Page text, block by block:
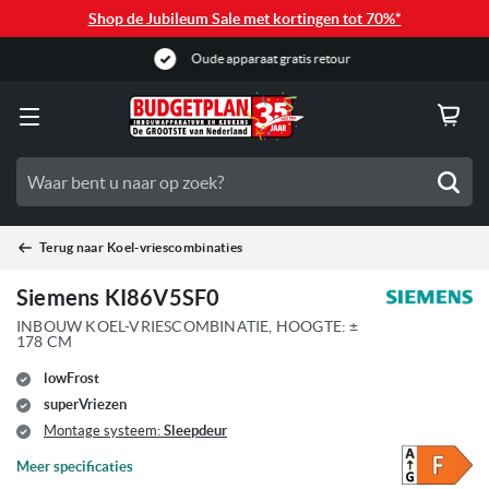
Shop de Jubileum Sale met kortingen tot 70%*
Oude apparaat gratis retour
Terug naar Koel-vriescombinaties
Siemens KI86V5SF0
INBOUW KOEL-VRIESCOMBINATIE, HOOGTE: ±
178 CM
lowFrost
superVriezen
Montage systeem: Sleepdeur
Meer specificaties